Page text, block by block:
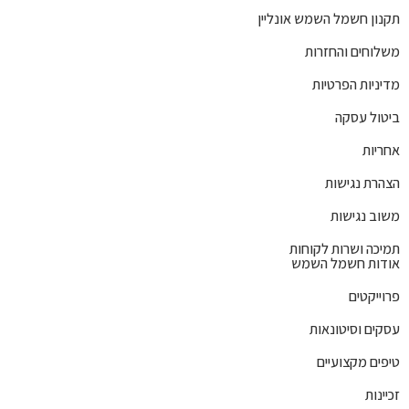
תקנון חשמל השמש אונליין
משלוחים והחזרות
מדיניות הפרטיות
ביטול עסקה
אחריות
הצהרת נגישות
משוב נגישות
תמיכה ושרות לקוחות
אודות חשמל השמש
פרוייקטים
עסקים וסיטונאות
טיפים מקצועיים
זכיינות